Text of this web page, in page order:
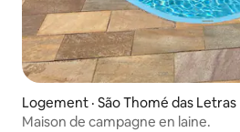
Logement · São Thomé das Letras
Maison de campagne en laine.